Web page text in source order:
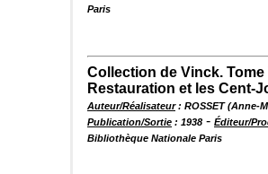
Paris
Collection de Vinck. Tome
Restauration et les Cent-
Auteur/Réalisateur: ROSSET (Anne-
Publication/Sortie : 1938 - Éditeur/
Bibliothèque Nationale Paris